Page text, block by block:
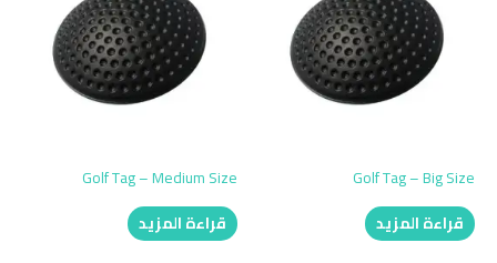
Golf Tag – Big Size
قراءة المزيد
Golf Tag – Medium Size
قراءة المزيد